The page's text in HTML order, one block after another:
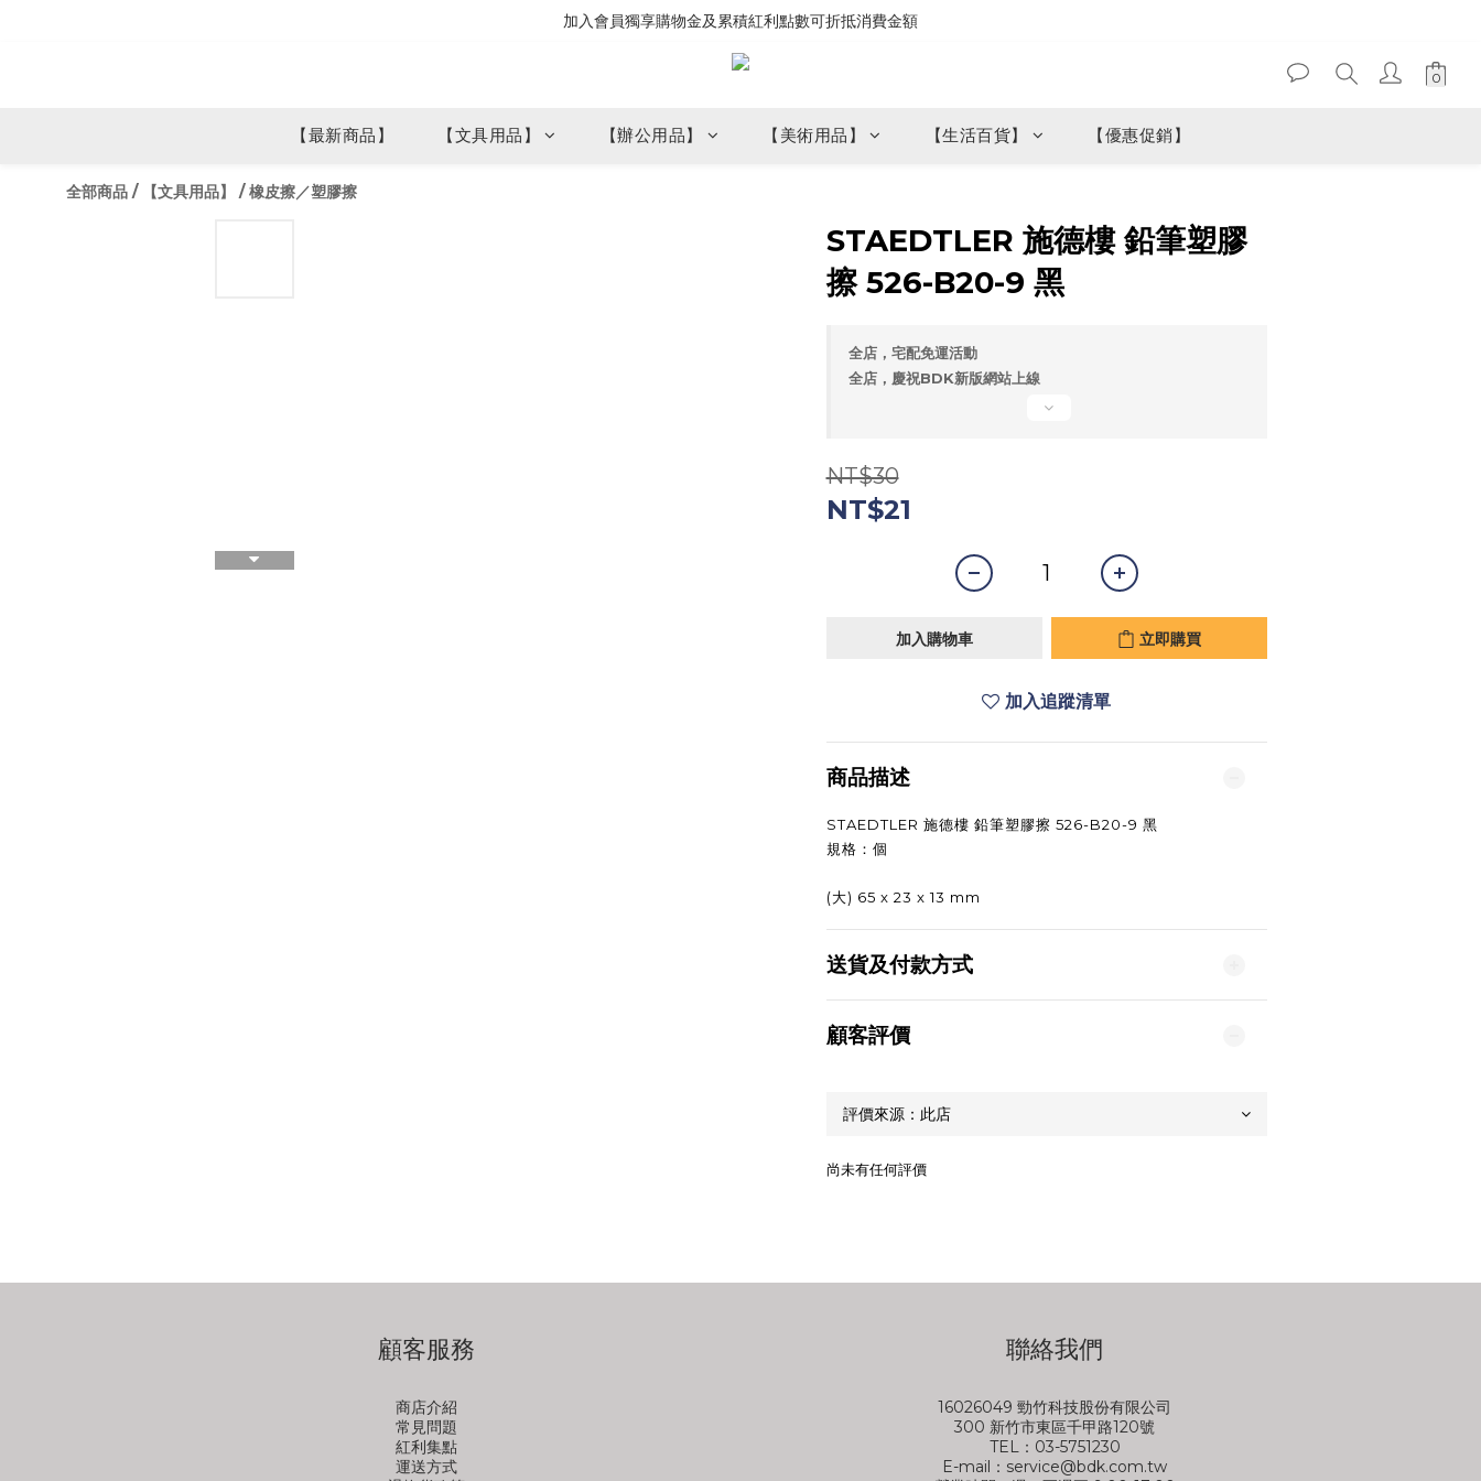
加入會員獨享購物金及累積紅利點數可折抵消費金額
【最新商品】 【文具用品】 【辦公用品】 【美術用品】 【生活百貨】 【優惠促銷】
全部商品 / 【文具用品】 /橡皮擦／塑膠擦
STAEDTLER 施德樓 鉛筆塑膠
擦 526-B20-9 黑
全店，宅配免運活動
全店，慶祝BDK新版網站上線
NT$30
NT$21
加入購物車 立即購買
加入追蹤清單
商品描述
STAEDTLER 施德樓 鉛筆塑膠擦 526-B20-9 黑
規格：個
(大) 65 x 23 x 13 mm
送貨及付款方式
顧客評價
尚未有任何評價
顧客服務
商店介紹
常見問題
紅利集點
運送方式
聯絡我們
16026049 勁竹科技股份有限公司
300 新竹市東區千甲路120號
TEL：03-5751230
E-mail：service@bdk.com.tw